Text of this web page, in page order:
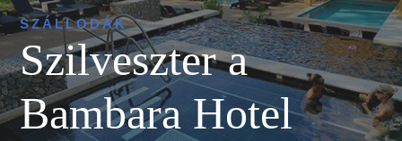
SZÁLLODÁK
Szilveszter a
Bambara Hotel